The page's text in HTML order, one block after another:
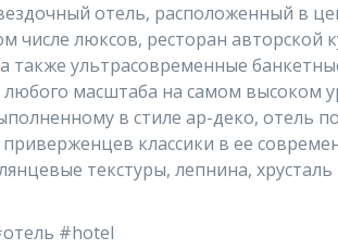
отель, расположенный в
числе люксов, ресторан авторской
также ультрасовременные
масштаба на самом высоком
в стиле ар-деко, отель
классики в ее
текстуры, лепнина,
#hotel